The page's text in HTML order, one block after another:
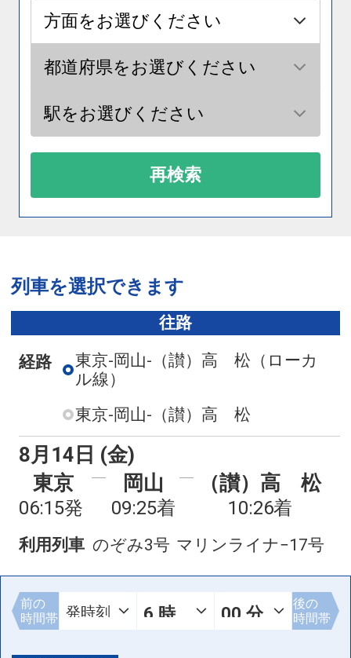
再検索
列車を選択できます
往路
経路 東京-岡山-（讃）高 松 （ローカ
ル線）
東京-岡山-（讃）高 松
8月14日 (金)
東京
06:15発
岡山
09:25着
（讃）高 松
10:26着
利用列車 のぞみ3号 マリンライナ−17号
前の
時間帯
後の
時間帯